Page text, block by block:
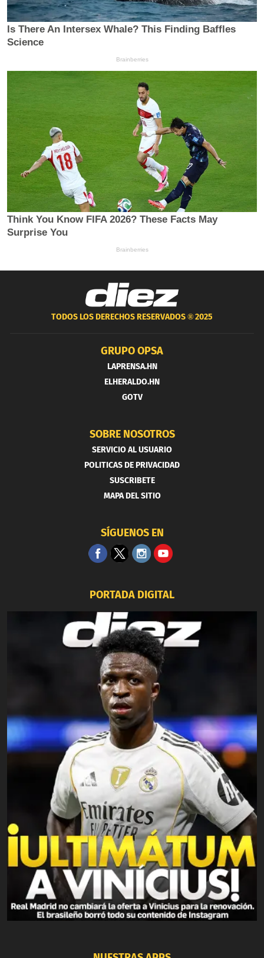
TODOS LOS DERECHOS RESERVADOS ®2025
GRUPO OPSA
LAPRENSA.HN
ELHERALDO.HN
GOTV
SOBRE NOSOTROS
SERVICIO AL USUARIO
POLITICAS DE PRIVACIDAD
SUSCRIBETE
MAPA DEL SITIO
SÍGUENOS EN
PORTADA DIGITAL